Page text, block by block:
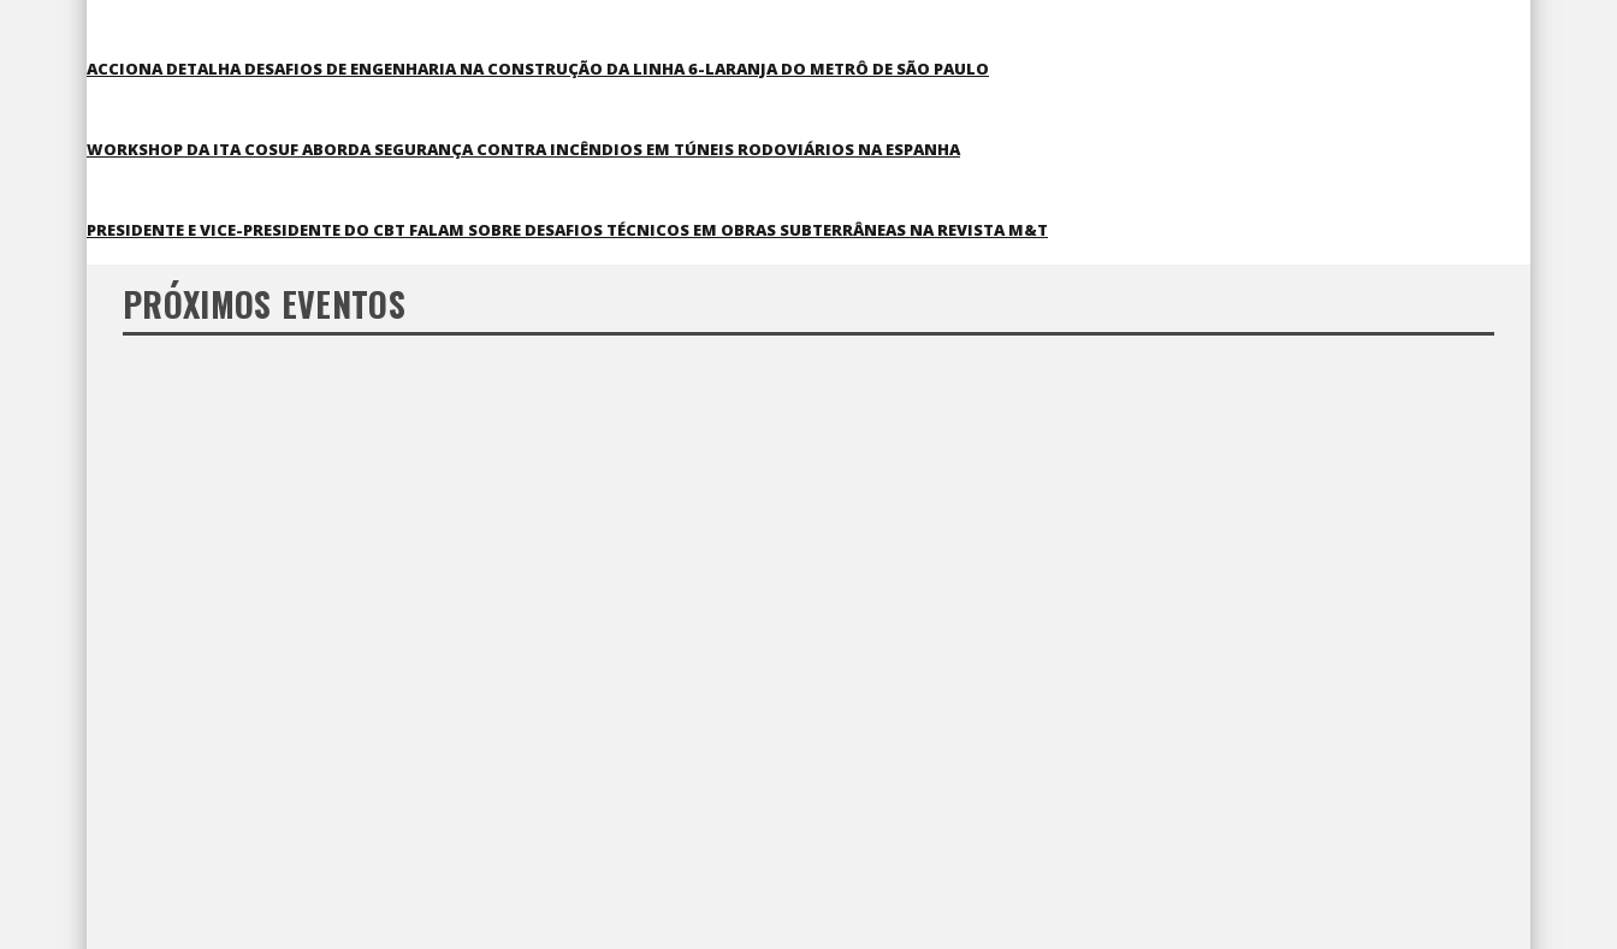
ACCIONA DETALHA DESAFIOS DE ENGENHARIA NA CONSTRUÇÃO DA LINHA 6-LARANJA DO METRÔ DE SÃO PAULO
WORKSHOP DA ITA COSUF ABORDA SEGURANÇA CONTRA INCÊNDIOS EM TÚNEIS RODOVIÁRIOS NA ESPANHA
PRESIDENTE E VICE-PRESIDENTE DO CBT FALAM SOBRE DESAFIOS TÉCNICOS EM OBRAS SUBTERRÂNEAS NA REVISTA M&T
PRÓXIMOS EVENTOS